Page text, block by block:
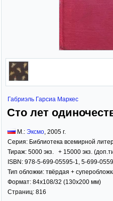
Габриэль Гарсиа Маркес
Сто лет
М.: Эксмо, 2005 г.
Серия: Библиотека всемирной
Тираж: 5000 экз. + 15000 экз.
ISBN: 978-5-699-05595-1, 5-699-
Тип обложки: твёрдая +
Формат: 84x108/32 (130x200 мм)
Страниц: 816